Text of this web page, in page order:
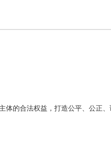
体的合法权益，打造公平、公正